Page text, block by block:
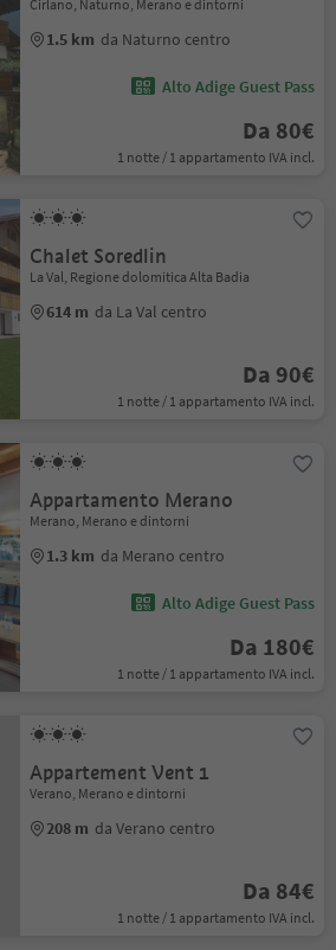
Cirlano, Naturno, Merano e dintorni
1.5 km da Naturno centro
Alto Adige Guest Pass
Da 80€
1 notte / 1 appartamento IVA incl.
Chalet Soredlin
La Val, Regione dolomitica Alta Badia
614 m da La Val centro
Da 90€
1 notte / 1 appartamento IVA incl.
Appartamento Merano
Merano, Merano e dintorni
1.3 km da Merano centro
Alto Adige Guest Pass
Da 180€
1 notte / 1 appartamento IVA incl.
Appartement Vent 1
Verano, Merano e dintorni
208 m da Verano centro
Da 84€
1 notte / 1 appartamento IVA incl.